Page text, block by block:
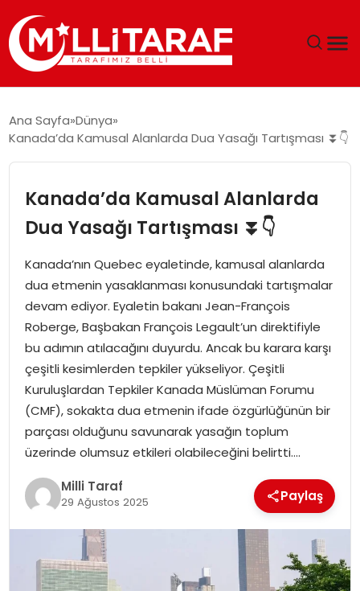
TEKNOLOJI
EKONOMI
SPOR
SIYASET
MAGAZIN
Ana Sayfa Dünya
Kanada’da Kamusal Alanlarda Dua Yasağı Tartışması ⏬👇
Kanada’da Kamusal Alanlarda
Dua Yasağı Tartışması ⏬👇
Kanada’nın Quebec eyaletinde, kamusal alanlarda
dua etmenin yasaklanması konusundaki tartışmalar
devam ediyor. Eyaletin bakanı Jean-François
Roberge, Başbakan François Legault’un direktifiyle
bu adımın atılacağını duyurdu. Ancak bu karara karşı
çeşitli kesimlerden tepkiler yükseliyor. Çeşitli
Kuruluşlardan Tepkiler Kanada Müslüman Forumu
(CMF), sokakta dua etmenin ifade özgürlüğünün bir
parçası olduğunu savunarak yasağın toplum
üzerinde olumsuz etkileri olabileceğini belirtti….
Milli Taraf
29 Ağustos 2025 Paylaş